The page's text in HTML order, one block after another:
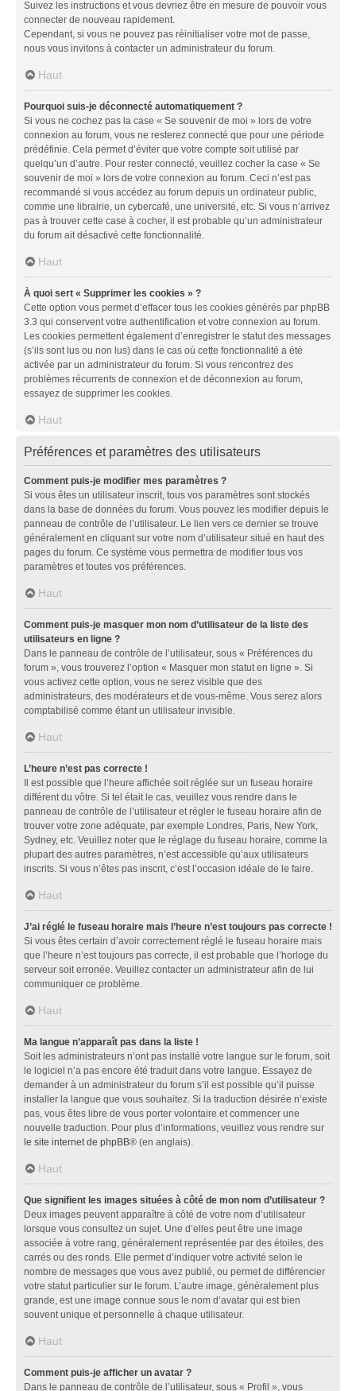
Suivez les instructions et vous devriez être en mesure de pouvoir vous
connecter de nouveau rapidement.
Cependant, si vous ne pouvez pas réinitialiser votre mot de passe,
nous vous invitons à contacter un administrateur du forum.
Haut
Pourquoi suis-je déconnecté automatiquement ?
Si vous ne cochez pas la case « Se souvenir de moi » lors de votre
connexion au forum, vous ne resterez connecté que pour une période
prédéfinie. Cela permet d’éviter que votre compte soit utilisé par
quelqu’un d’autre. Pour rester connecté, veuillez cocher la case « Se
souvenir de moi » lors de votre connexion au forum. Ceci n’est pas
recommandé si vous accédez au forum depuis un ordinateur public,
comme une librairie, un cybercafé, une université, etc. Si vous n’arrivez
pas à trouver cette case à cocher, il est probable qu’un administrateur
du forum ait désactivé cette fonctionnalité.
Haut
À quoi sert « Supprimer les cookies » ?
Cette option vous permet d’effacer tous les cookies générés par phpBB
3.3 qui conservent votre authentification et votre connexion au forum.
Les cookies permettent également d’enregistrer le statut des messages
(s’ils sont lus ou non lus) dans le cas où cette fonctionnalité a été
activée par un administrateur du forum. Si vous rencontrez des
problèmes récurrents de connexion et de déconnexion au forum,
essayez de supprimer les cookies.
Haut
Préférences et paramètres des utilisateurs
Comment puis-je modifier mes paramètres ?
Si vous êtes un utilisateur inscrit, tous vos paramètres sont stockés
dans la base de données du forum. Vous pouvez les modifier depuis le
panneau de contrôle de l’utilisateur. Le lien vers ce dernier se trouve
généralement en cliquant sur votre nom d’utilisateur situé en haut des
pages du forum. Ce système vous permettra de modifier tous vos
paramètres et toutes vos préférences.
Haut
Comment puis-je masquer mon nom d’utilisateur de la liste des
utilisateurs en ligne ?
Dans le panneau de contrôle de l’utilisateur, sous « Préférences du
forum », vous trouverez l’option « Masquer mon statut en ligne ». Si
vous activez cette option, vous ne serez visible que des
administrateurs, des modérateurs et de vous-même. Vous serez alors
comptabilisé comme étant un utilisateur invisible.
Haut
L’heure n’est pas correcte !
Il est possible que l’heure affichée soit réglée sur un fuseau horaire
différent du vôtre. Si tel était le cas, veuillez vous rendre dans le
panneau de contrôle de l’utilisateur et régler le fuseau horaire afin de
trouver votre zone adéquate, par exemple Londres, Paris, New York,
Sydney, etc. Veuillez noter que le réglage du fuseau horaire, comme la
plupart des autres paramètres, n’est accessible qu’aux utilisateurs
inscrits. Si vous n’êtes pas inscrit, c’est l’occasion idéale de le faire.
Haut
J’ai réglé le fuseau horaire mais l’heure n’est toujours pas correcte !
Si vous êtes certain d’avoir correctement réglé le fuseau horaire mais
que l’heure n’est toujours pas correcte, il est probable que l’horloge du
serveur soit erronée. Veuillez contacter un administrateur afin de lui
communiquer ce problème.
Haut
Ma langue n’apparaît pas dans la liste !
Soit les administrateurs n’ont pas installé votre langue sur le forum, soit
le logiciel n’a pas encore été traduit dans votre langue. Essayez de
demander à un administrateur du forum s’il est possible qu’il puisse
installer la langue que vous souhaitez. Si la traduction désirée n’existe
pas, vous êtes libre de vous porter volontaire et commencer une
nouvelle traduction. Pour plus d’informations, veuillez vous rendre sur
le site internet de phpBB® (en anglais).
Haut
Que signifient les images situées à côté de mon nom d’utilisateur ?
Deux images peuvent apparaître à côté de votre nom d’utilisateur
lorsque vous consultez un sujet. Une d’elles peut être une image
associée à votre rang, généralement représentée par des étoiles, des
carrés ou des ronds. Elle permet d’indiquer votre activité selon le
nombre de messages que vous avez publié, ou permet de différencier
votre statut particulier sur le forum. L’autre image, généralement plus
grande, est une image connue sous le nom d’avatar qui est bien
souvent unique et personnelle à chaque utilisateur.
Haut
Comment puis-je afficher un avatar ?
Dans le panneau de contrôle de l’utilisateur, sous « Profil », vous